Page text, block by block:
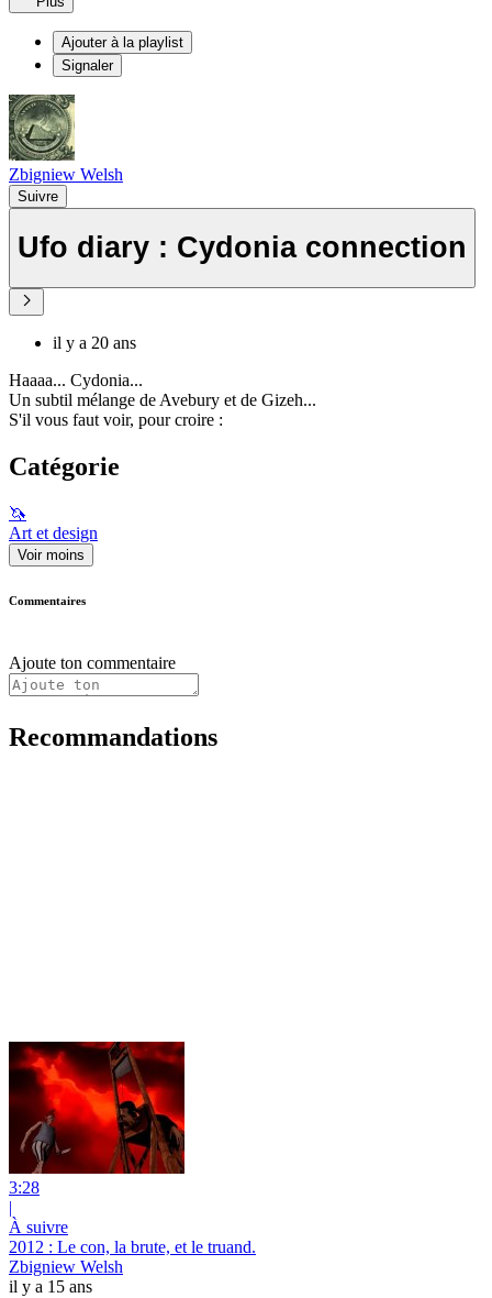
Ajouter à la playlist
Signaler
Zbigniew Welsh
Suivre
Ufo diary : Cydonia connection
il y a 20 ans
Haaaa... Cydonia...
Un subtil mélange de Avebury et de Gizeh...
S'il vous faut voir, pour croire :
Catégorie
🦄
Art et design
Voir moins
Commentaires
Ajoute ton commentaire
Recommandations
3:28
|
À suivre
2012 : Le con, la brute, et le truand.
Zbigniew Welsh
il y a 15 ans